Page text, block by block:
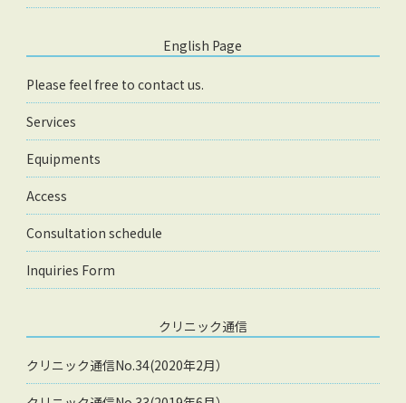
English Page
Please feel free to contact us.
Services
Equipments
Access
Consultation schedule
Inquiries Form
クリニック通信
クリニック通信No.34(2020年2月）